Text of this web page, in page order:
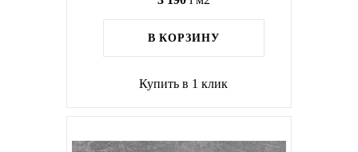
В КОРЗИНУ
Купить в 1 клик